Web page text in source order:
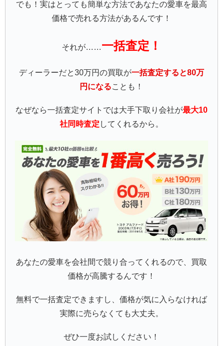
でも！実はとっても簡単な方法であなたの愛車を最高
価格で売れる方法があるんです！
それが……一括査定！
ディーラーだと30万円の買取が一括査定すると80万
円になることも！
なぜなら一括査定サイトでは大手下取り会社が最大10
社同時査定 してくれるから。
あなたの愛車を会社間で競り合ってくれるので、買取
価格が高騰するんです！
無料で一括査定できますし、価格が気に入らなければ
実際に売らなくても大丈夫。
ぜひ一度お試しください！